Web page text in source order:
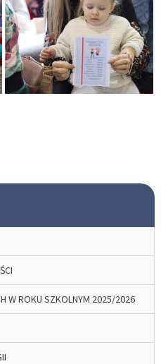
W ROKU SZKOLNYM 2025/2026